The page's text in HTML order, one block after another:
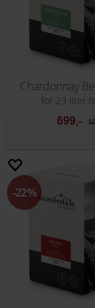
Chardonnay
for 23 liter
699,-
22%